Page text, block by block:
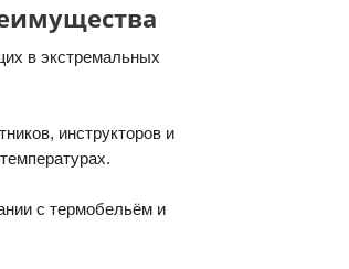
в экстремальных
инструкторов и
с термобельём и